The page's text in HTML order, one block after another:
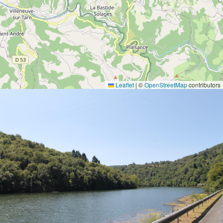
Leaflet | ©OpenStreetMapcontributors